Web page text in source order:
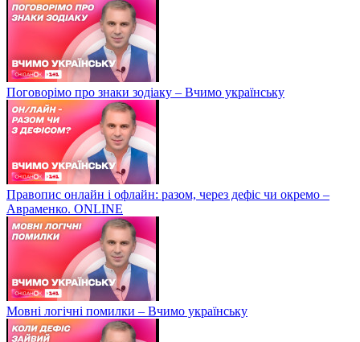
Поговорімо про знаки зодіаку – Вчимо українську
Правопис онлайн і офлайн: разом, через дефіс чи окремо –
Авраменко. ONLINE
Мовні логічні помилки – Вчимо українську